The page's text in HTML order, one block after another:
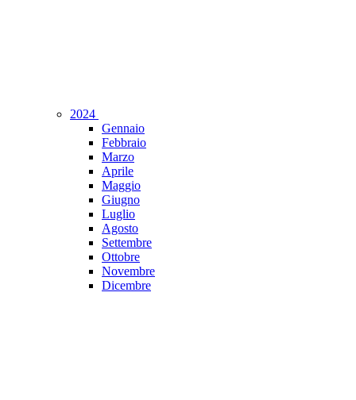
2024
Gennaio
Febbraio
Marzo
Aprile
Maggio
Giugno
Luglio
Agosto
Settembre
Ottobre
Novembre
Dicembre